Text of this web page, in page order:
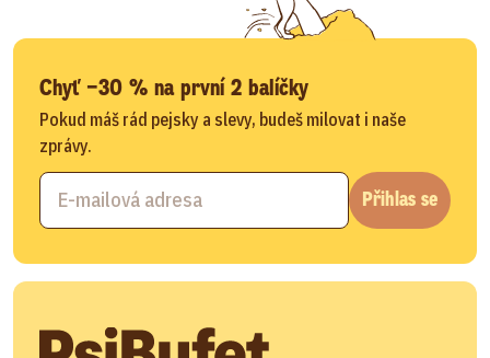
Chyť −30 % na první 2 balíčky
Pokud máš rád pejsky a slevy, budeš milovat i naše
zprávy.
Přihlas se